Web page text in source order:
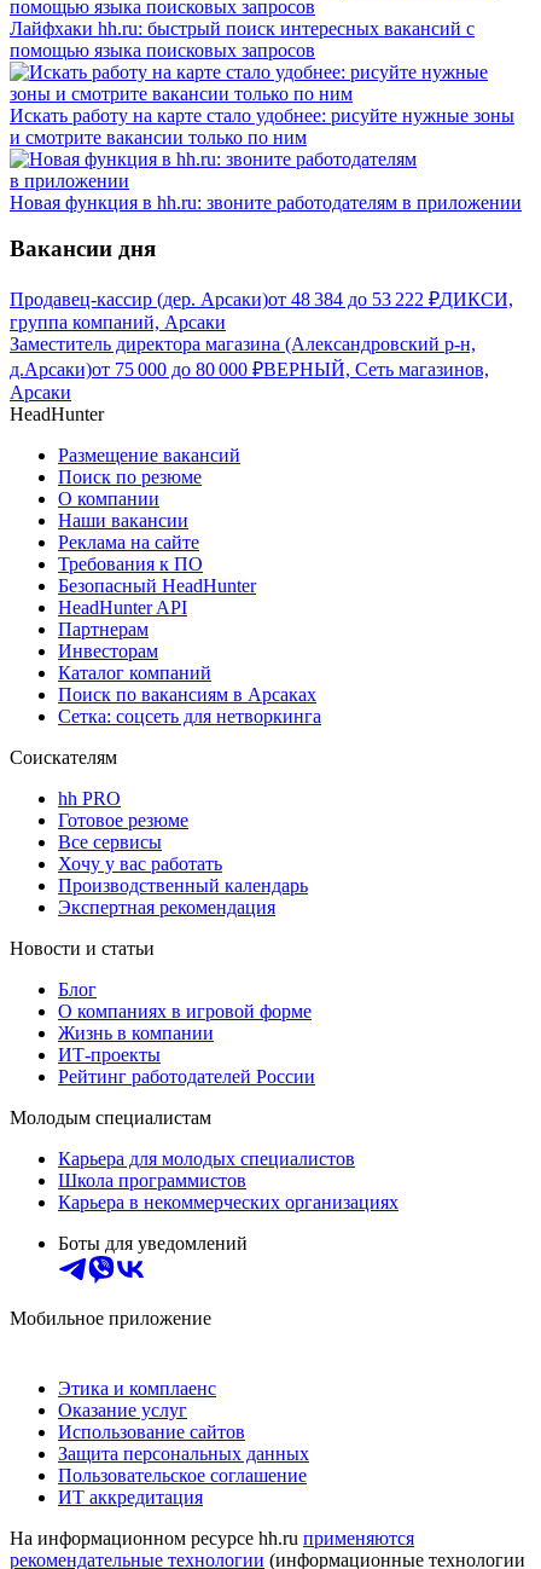
Лайфхаки hh.ru: быстрый поиск интересных вакансий с
помощью языка поисковых запросов
Искать работу на карте стало удобнее: рисуйте нужные зоны
и смотрите вакансии только по ним
Новая функция в hh.ru: звоните работодателям в приложении
Вакансии дня
Продавец-кассир (дер. Арсаки)от 48 384 до 53 222 ₽ДИКСИ,
группа компаний, Арсаки
Заместитель директора магазина (Александровский р-н,
д.Арсаки)от 75 000 до 80 000 ₽ВЕРНЫЙ, Сеть магазинов,
Арсаки
HeadHunter
Размещение вакансий
Поиск по резюме
О компании
Наши вакансии
Реклама на сайте
Требования к ПО
Безопасный HeadHunter
HeadHunter API
Партнерам
Инвесторам
Каталог компаний
Поиск по вакансиям в Арсаках
Сетка: соцсеть для нетворкинга
Соискателям
hh PRO
Готовое резюме
Все сервисы
Хочу у вас работать
Производственный календарь
Экспертная рекомендация
Новости и статьи
Блог
О компаниях в игровой форме
Жизнь в компании
ИТ-проекты
Рейтинг работодателей России
Молодым специалистам
Карьера для молодых специалистов
Школа программистов
Карьера в некоммерческих организациях
Боты для уведомлений
Мобильное приложение
Этика и комплаенс
Оказание услуг
Использование сайтов
Защита персональных данных
Пользовательское соглашение
ИТ аккредитация
На информационном ресурсе hh.ru применяются
рекомендательные технологии (информационные технологии